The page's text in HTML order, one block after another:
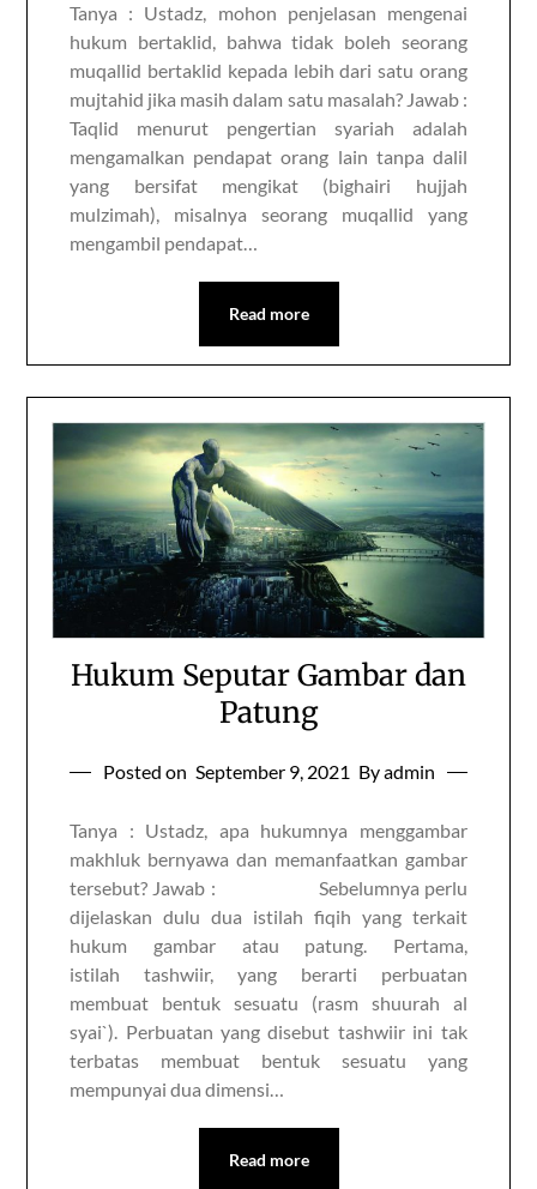
Tanya : Ustadz, mohon penjelasan mengenai
hukum bertaklid, bahwa tidak boleh seorang
muqallid bertaklid kepada lebih dari satu orang
mujtahid jika masih dalam satu masalah? Jawab :
Taqlid menurut pengertian syariah adalah
mengamalkan pendapat orang lain tanpa dalil
yang bersifat mengikat (bighairi hujjah
mulzimah), misalnya seorang muqallid yang
mengambil pendapat…
Read more
Hukum Seputar Gambar dan
Patung
Posted on September 9, 2021 By admin
Tanya : Ustadz, apa hukumnya menggambar
makhluk bernyawa dan memanfaatkan gambar
tersebut? Jawab : Sebelumnya perlu
dijelaskan dulu dua istilah fiqih yang terkait
hukum gambar atau patung. Pertama,
istilah tashwiir, yang berarti perbuatan
membuat bentuk sesuatu (rasm shuurah al
syai`). Perbuatan yang disebut tashwiir ini tak
terbatas membuat bentuk sesuatu yang
mempunyai dua dimensi…
Read more